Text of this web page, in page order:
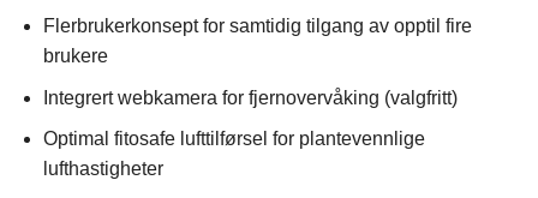
Flerbrukerkonsept for samtidig tilgang av opptil fire
brukere
Integrert webkamera for fjernovervåking (valgfritt)
Optimal fitosafe lufttilførsel for plantevennlige
lufthastigheter